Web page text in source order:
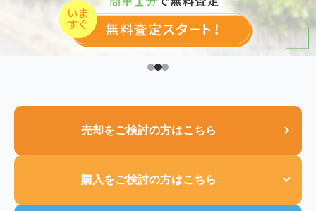
売却をご検討の方はこちら
購入をご検討の方はこちら